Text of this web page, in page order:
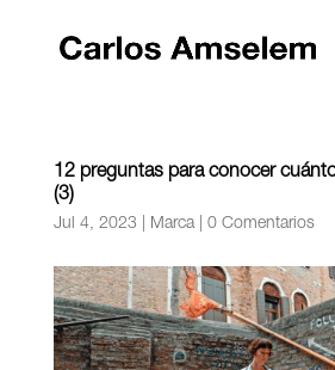
12 preguntas para conocer
(3)
Jul 4, 2023 Marca| 0 Comentarios